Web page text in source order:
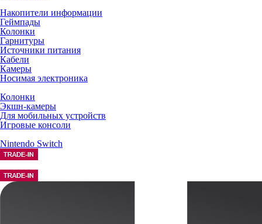
Накопители информации
Геймпады
Колонки
Гарнитуры
Источники питания
Кабели
Камеры
Носимая электроника
Колонки
Экшн-камеры
Для мобильных устройств
Игровые консоли
Nintendo Switch